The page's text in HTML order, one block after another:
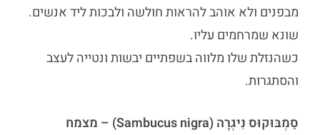
מבפנים ולא אוהב להראות חולשה ולבכות ליד אנשים.
שונא שמרחמים עליו.
כשהנזלת שלו מלווה בשפתיים יבשות ונטייה לעצב
והסתגרות.
סַמְבּוּקוּס נִיגְרָה (Sambucus nigra) – מצמח